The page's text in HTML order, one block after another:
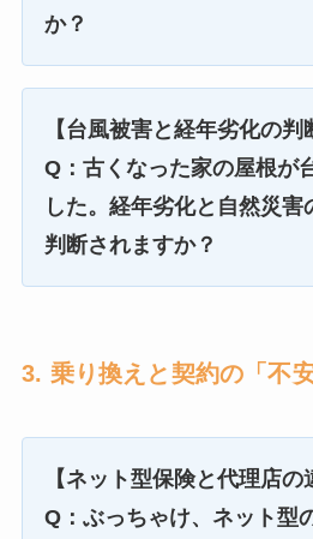
か？
【台風被害と経年劣化の判
Q：古くなった家の屋根が
した。経年劣化と自然災害
判断されますか？
3. 乗り換えと契約の「不安
【ネット型保険と代理店の
Q：ぶっちゃけ、ネット型